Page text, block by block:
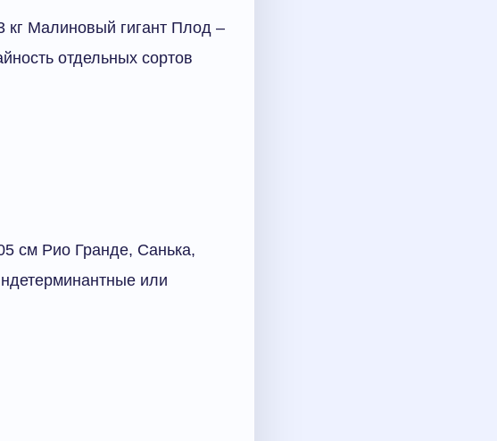
кг Малиновый гигант Плод –
отдельных сортов
см Рио Гранде, Санька,
или